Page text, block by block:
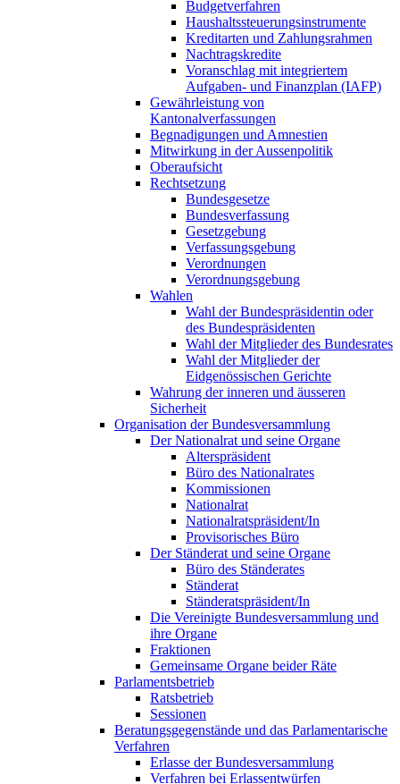
Budgetverfahren
Haushaltssteuerungsinstrumente
Kreditarten und Zahlungsrahmen
Nachtragskredite
Voranschlag mit integriertem
Aufgaben- und Finanzplan (IAFP)
Gewährleistung von
Kantonalverfassungen
Begnadigungen und Amnestien
Mitwirkung in der Aussenpolitik
Oberaufsicht
Rechtsetzung
Bundesgesetze
Bundesverfassung
Gesetzgebung
Verfassungsgebung
Verordnungen
Verordnungsgebung
Wahlen
Wahl der Bundespräsidentin oder
des Bundespräsidenten
Wahl der Mitglieder des Bundesrates
Wahl der Mitglieder der
Eidgenössischen Gerichte
Wahrung der inneren und äusseren
Sicherheit
Organisation der Bundesversammlung
Der Nationalrat und seine Organe
Alterspräsident
Büro des Nationalrates
Kommissionen
Nationalrat
Nationalratspräsident/In
Provisorisches Büro
Der Ständerat und seine Organe
Büro des Ständerates
Ständerat
Ständeratspräsident/In
Die Vereinigte Bundesversammlung und
ihre Organe
Fraktionen
Gemeinsame Organe beider Räte
Parlamentsbetrieb
Ratsbetrieb
Sessionen
Beratungsgegenstände und das Parlamentarische
Verfahren
Erlasse der Bundesversammlung
Verfahren bei Erlassentwürfen